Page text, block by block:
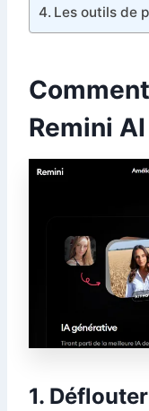
Les outils de
Remini
1.